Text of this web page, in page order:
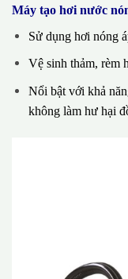
Máy tạo hơi nước
Sử dụng hơi nóng
Vệ sinh thảm, rèm
Nổi bật với khả
không làm hư hại